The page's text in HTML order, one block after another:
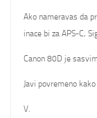
Ako nameravas da
inace bi za APS-C,
Canon 80D je
Javi povremeno
V.